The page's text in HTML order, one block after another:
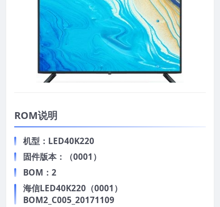
ROM说明
机型：LED40K220
固件版本：（0001）
BOM：2
海信LED40K220（0001）
BOM2_C005_20171109